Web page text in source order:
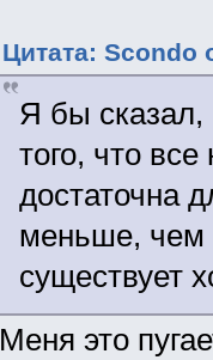
Цитата: Scondo
Я бы сказал,
того, что
достаточна
меньше, чем
существует
Меня это